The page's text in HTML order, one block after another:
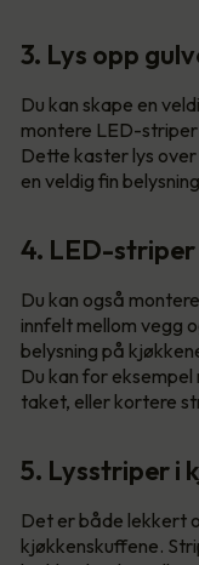
3. Lys opp
Du kan skape en
montere LED-striper
Dette kaster lys
en veldig fin
4. LED-
Du kan også
innfelt mellom vegg
belysning på
Du kan for
taket, eller kortere
5. Lysstriper i
Det er både lekkert
kjøkkenskuffene.